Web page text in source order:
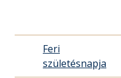
Feri
születésnapja